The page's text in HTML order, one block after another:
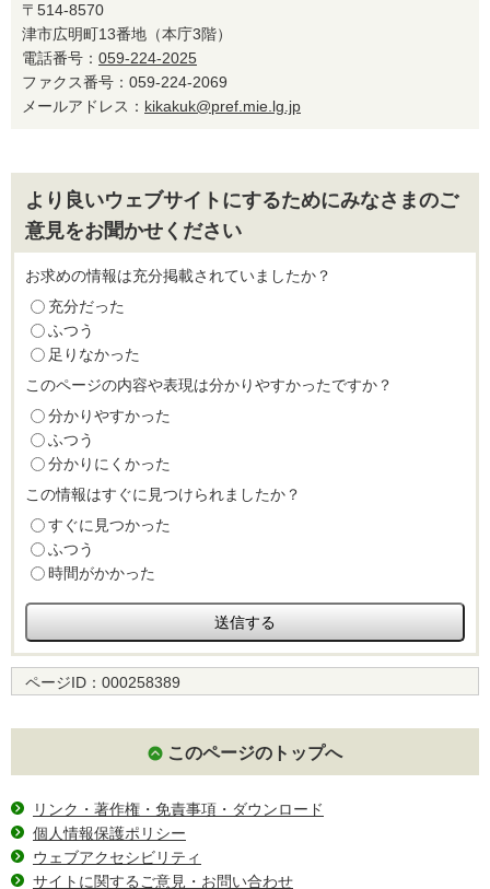
〒514-8570
津市広明町13番地（本庁3階）
電話番号： 059-224-2025
ファクス番号：059-224-2069
メールアドレス： kikakuk@pref.mie.lg.jp
より良いウェブサイトにするためにみなさまのご
意見をお聞かせください
お求めの情報は充分掲載されていましたか？
充分だった
ふつう
足りなかった
このページの内容や表現は分かりやすかったですか？
分かりやすかった
ふつう
分かりにくかった
この情報はすぐに見つけられましたか？
すぐに見つかった
ふつう
時間がかかった
ページID： 000258389
このページのトップへ
リンク・著作権・免責事項・ダウンロード
個人情報保護ポリシー
ウェブアクセシビリティ
サイトに関するご意見・お問い合わせ